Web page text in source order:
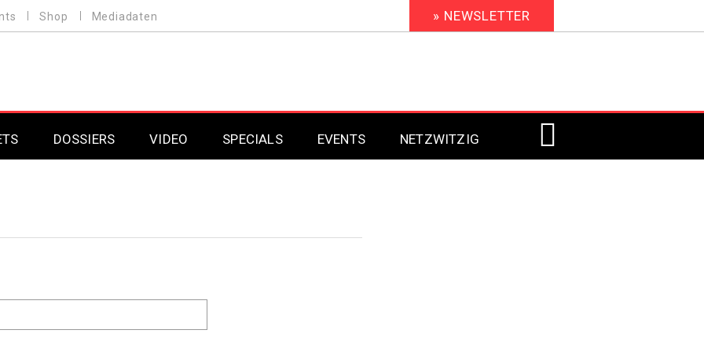
Shop Mediadaten » NEWSLETTER
DOSSIERS
DAB+
VIDEO SPECIALS EVENTS NETZWITZIG